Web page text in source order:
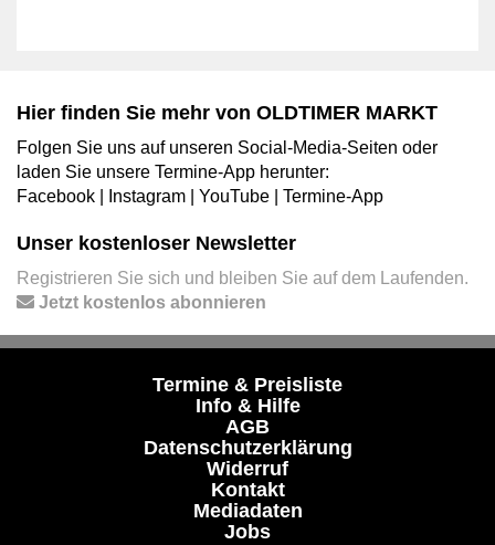
Hier finden Sie mehr von OLDTIMER MARKT
Folgen Sie uns auf unseren Social-Media-Seiten oder
laden Sie unsere Termine-App herunter:
Facebook
Instagram YouTube Termine-App
Unser kostenloser Newsletter
Registrieren Sie sich und bleiben Sie auf dem Laufenden.
Jetzt kostenlos abonnieren
Termine & Preisliste
Info & Hilfe
AGB
Datenschutzerklärung
Widerruf
Kontakt
Mediadaten
Jobs